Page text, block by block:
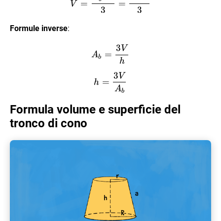
V =
3
=
3
Formule inverse:
A_b = \dfrac{3V}{h}
Ab =
h
3V
h = \dfrac{3V}{A_b}
h =
Ab
3V
Formula volume e superficie del
tronco di cono